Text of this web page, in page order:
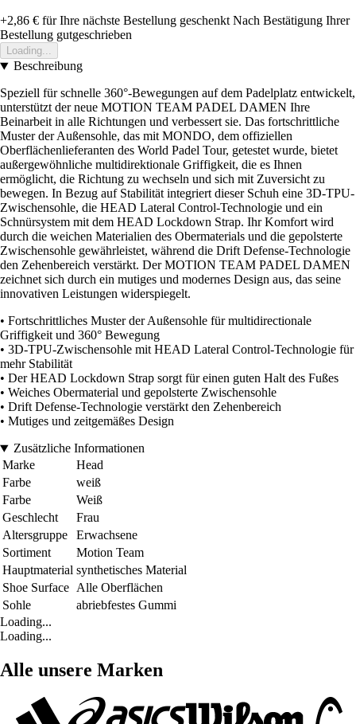
+2,86 € für Ihre nächste Bestellung geschenkt Nach Bestätigung Ihrer
Bestellung gutgeschrieben
Loading...
Beschreibung
Speziell für schnelle 360°-Bewegungen auf dem Padelplatz entwickelt,
unterstützt der neue MOTION TEAM PADEL DAMEN Ihre
Beinarbeit in alle Richtungen und verbessert sie. Das fortschrittliche
Muster der Außensohle, das mit MONDO, dem offiziellen
Oberflächenlieferanten des World Padel Tour, getestet wurde, bietet
außergewöhnliche multidirektionale Griffigkeit, die es Ihnen
ermöglicht, die Richtung zu wechseln und sich mit Zuversicht zu
bewegen. In Bezug auf Stabilität integriert dieser Schuh eine 3D-TPU-
Zwischensohle, die HEAD Lateral Control-Technologie und ein
Schnürsystem mit dem HEAD Lockdown Strap. Ihr Komfort wird
durch die weichen Materialien des Obermaterials und die gepolsterte
Zwischensohle gewährleistet, während die Drift Defense-Technologie
den Zehenbereich verstärkt. Der MOTION TEAM PADEL DAMEN
zeichnet sich durch ein mutiges und modernes Design aus, das seine
innovativen Leistungen widerspiegelt.
• Fortschrittliches Muster der Außensohle für multidirectionale
Griffigkeit und 360° Bewegung
• 3D-TPU-Zwischensohle mit HEAD Lateral Control-Technologie für
mehr Stabilität
• Der HEAD Lockdown Strap sorgt für einen guten Halt des Fußes
• Weiches Obermaterial und gepolsterte Zwischensohle
• Drift Defense-Technologie verstärkt den Zehenbereich
• Mutiges und zeitgemäßes Design
Zusätzliche Informationen
Marke
Head
Farbe
weiß
Farbe
Weiß
Geschlecht
Frau
Altersgruppe
Erwachsene
Sortiment
Motion Team
Hauptmaterial synthetisches Material
Shoe Surface Alle Oberflächen
Sohle
abriebfestes Gummi
Loading...
Loading...
Alle unsere Marken